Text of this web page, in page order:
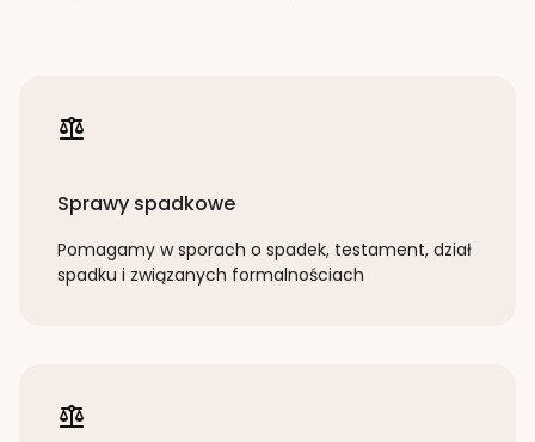
Sprawy spadkowe
Pomagamy w sporach o spadek, testament, dział
spadku i związanych formalnościach